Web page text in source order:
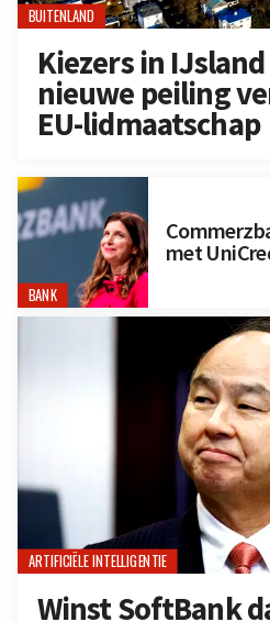
BUITENLAND
Kiezers in
nieuwe peiling
EU-lidmaatschap
BANK
met
ARTIFICIËLE INTELLIGENTIE
Winst SoftBank